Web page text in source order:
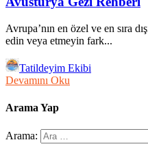
Avrupa’nın en özel ve en sıra
edin veya etmeyin fark...
Tatildeyim Ekibi
Devamını Oku
Arama Yap
Arama: